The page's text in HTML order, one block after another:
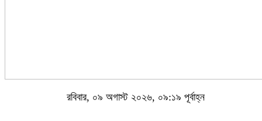
রবিবার, ০৯ অগাস্ট ২০২৬, ০৯:১৯ পূর্বাহ্ন